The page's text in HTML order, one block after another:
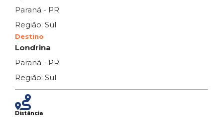
Paraná - PR
Região: Sul
Destino
Londrina
Paraná - PR
Região: Sul
Distância